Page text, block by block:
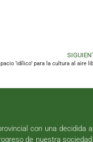
‘idílico’ para la cultura al aire
con una decidida
de nuestra